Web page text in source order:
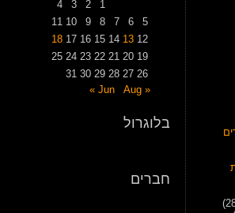
1
2
3
4
5
6
7
8
9
10
11
12
13
14
15
16
17
18
19
20
21
22
23
24
25
26
27
28
29
30
31
« Jun
Aug »
בלוגרול
חברים